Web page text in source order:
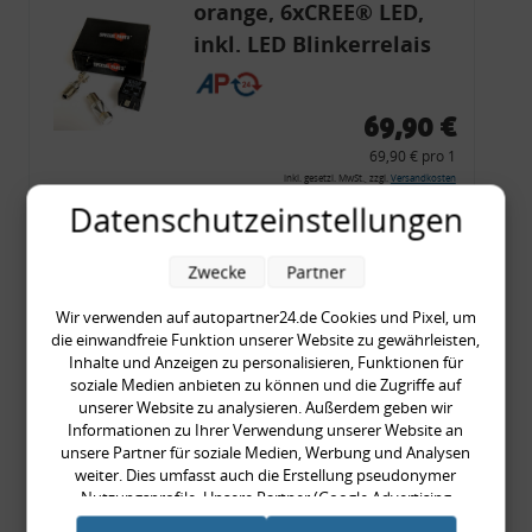
orange, 6xCREE® LED,
inkl. LED Blinkerrelais
CF 14
69,90 €
69,90 € pro 1
inkl. gesetzl. MwSt., zzgl. Versandkosten
Merkzettel
Zum Artikel
Rückleuchtenband mit
Blinker, rot, US-Ecken,
Audi 80 Cabrio, Typ 89,
OE-Nr.: 8G0945225 +
8G0945225C
999,99 €
Datenschutzeinstellungen
Wir verwenden auf autopartner24.de Cookies und Pixel, um
die einwandfreie Funktion unserer Website zu gewährleisten,
Inhalte und Anzeigen zu personalisieren, Funktionen für
soziale Medien anbieten zu können und die Zugriffe auf
unserer Website zu analysieren. Außerdem geben wir
Informationen zu Ihrer Verwendung unserer Website an
unsere Partner für soziale Medien, Werbung und Analysen
weiter. Dies umfasst auch die Erstellung pseudonymer
Nutzungsprofile. Unsere Partner (Google Advertising
Products) führen diese Informationen möglicherweise mit
Zwecke Partner